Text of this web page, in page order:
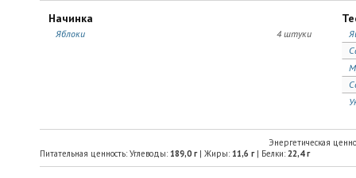
Начинка
4 штуки
Яблоки
Энергетическая
Питательная ценность: Углеводы: 189,0 г| Жиры: 11,6 г| Белки: 22,4г